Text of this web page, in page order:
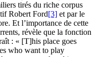
tirés du riche corpus
Robert Ford[3] et par le
Et l’importance de cette
révèle que la fonction
: « [T]his place goes
who want to play